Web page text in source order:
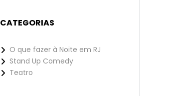
CATEGORIAS
O que fazer à Noite em RJ
Stand Up Comedy
Teatro